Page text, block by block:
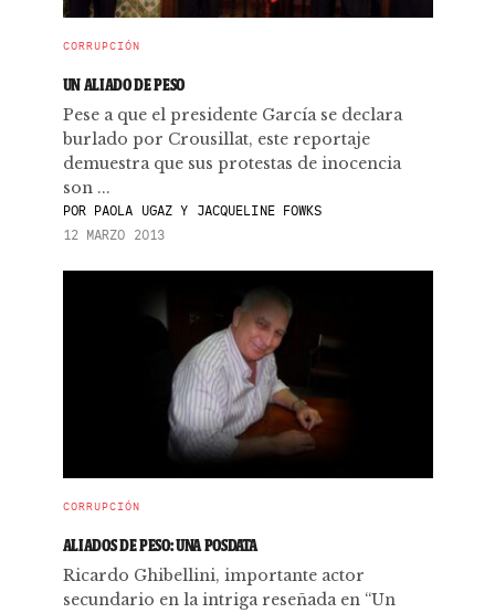
CORRUPCIÓN
UN ALIADO DE PESO
Pese a que el presidente García se declara
burlado por Crousillat, este reportaje
demuestra que sus protestas de inocencia
son ...
PORPAOLA UGAZ Y JACQUELINE FOWKS
12 MARZO 2013
CORRUPCIÓN
ALIADOS DE PESO: UNA POSDATA
Ricardo Ghibellini, importante actor
secundario en la intriga reseñada en “Un